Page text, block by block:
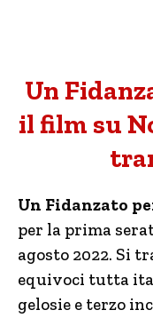
Un
il film su
Un Fidanzato
per la prima
agosto 2022. Si
equivoci tutta
gelosie e terzo